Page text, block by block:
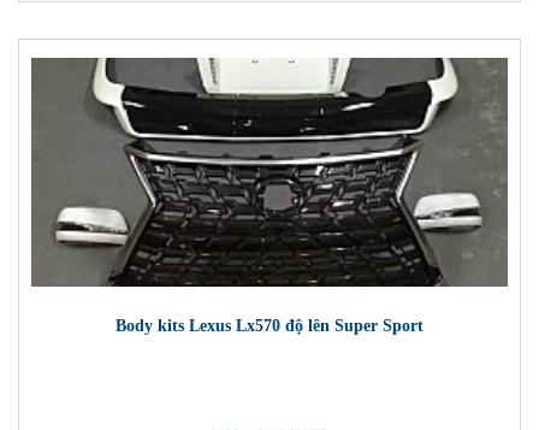
Body kits Lexus Lx570 độ lên Super Sport